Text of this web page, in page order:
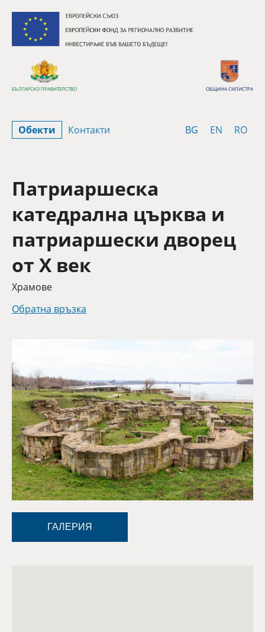
БЪЛГАРСКО ПРАВИТЕЛСТВО ОБЩИНА СИЛИСТРА
BG Bulgarian
EN English
RO
Обекти Контакти
Патриаршеска
катедрална църква и
патриаршески дворец
от Х век
Категория
Храмове
Обратна връзка
ГАЛЕРИЯ